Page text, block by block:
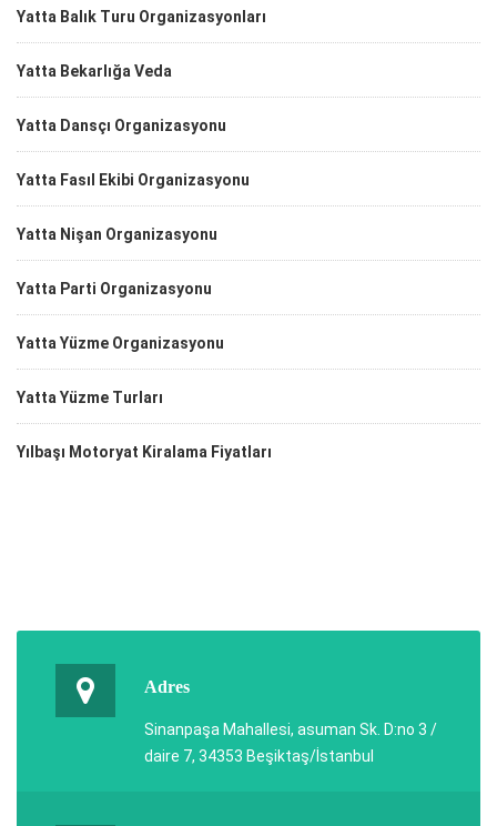
Yatta Balık Turu Organizasyonları
Yatta Bekarlığa Veda
Yatta Dansçı Organizasyonu
Yatta Fasıl Ekibi Organizasyonu
Yatta Nişan Organizasyonu
Yatta Parti Organizasyonu
Yatta Yüzme Organizasyonu
Yatta Yüzme Turları
Yılbaşı Motoryat Kiralama Fiyatları
Adres
Sinanpaşa Mahallesi, asuman Sk. D:no 3 /
daire 7, 34353 Beşiktaş/İstanbul